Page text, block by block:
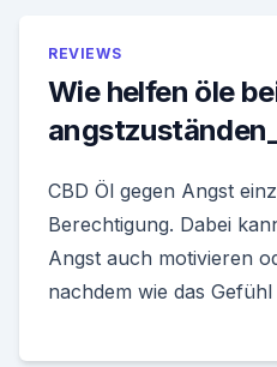
REVIEWS
Wie helfen öle
angstzuständen_
CBD Öl gegen Angst
Berechtigung. Dabei
Angst auch motivieren
nachdem wie das